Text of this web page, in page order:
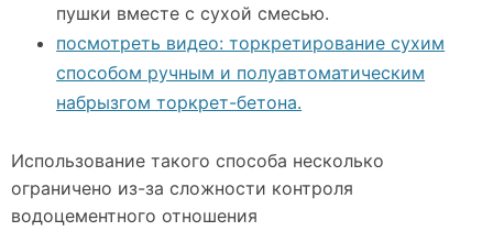
пушки вместе с сухой смесью.
посмотреть видео: торкретирование сухим
способом ручным и полуавтоматическим
набрызгом торкрет-бетона.
Использование такого способа несколько
ограничено из-за сложности контроля
водоцементного отношения